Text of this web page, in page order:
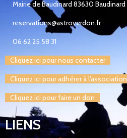
Mairie de Baudinard 83630 Baudinard
reservations@astroverdon.fr
06 62 25 58 31
Cliquez ici pour nous contacter
Cliquez ici pour adhérer à l'association
Cliquez ici pour faire un don
LIENS